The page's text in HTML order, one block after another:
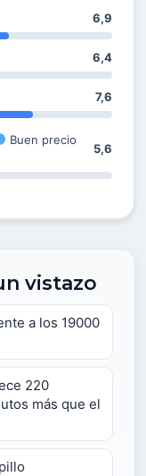
6,9
6,4
7,6
Buen precio
5,6
vistazo
a los 19000
220
más que el